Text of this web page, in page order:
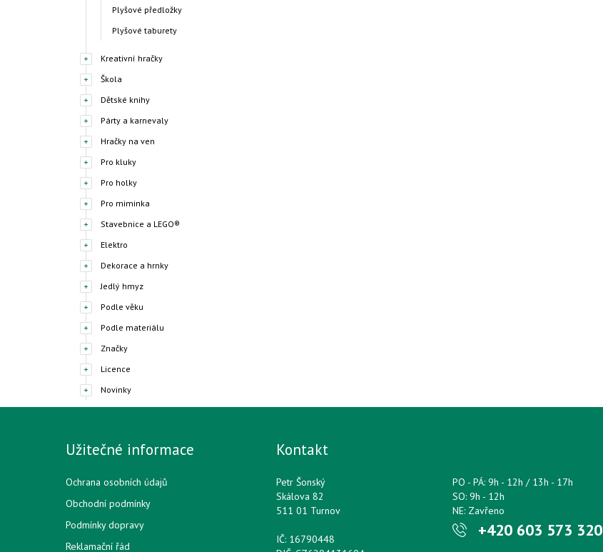
Plyšové předložky
Plyšové taburety
Kreativní hračky
Škola
Dětské knihy
Párty a karnevaly
Hračky na ven
Pro kluky
Pro holky
Pro miminka
Stavebnice a LEGO®
Elektro
Dekorace a hrnky
Jedlý hmyz
Podle věku
Podle materiálu
Značky
Licence
Novinky
Užitečné informace
Ochrana osobních údajů
Obchodní podmínky
Podmínky dopravy
Reklamační řád
Kontakt
Petr Šonský
Skálova 82
511 01 Turnov
IČ: 16790448
PO - PÁ: 9h - 12h / 13h - 17h
SO: 9h - 12h
NE: Zavřeno
+420 603 573 320